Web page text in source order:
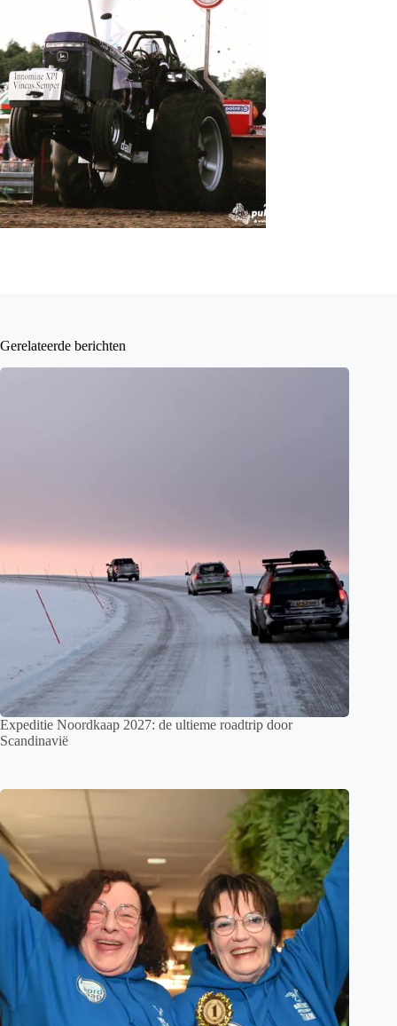
Gerelateerde berichten
Expeditie Noordkaap 2027: de ultieme roadtrip door
Scandinavië